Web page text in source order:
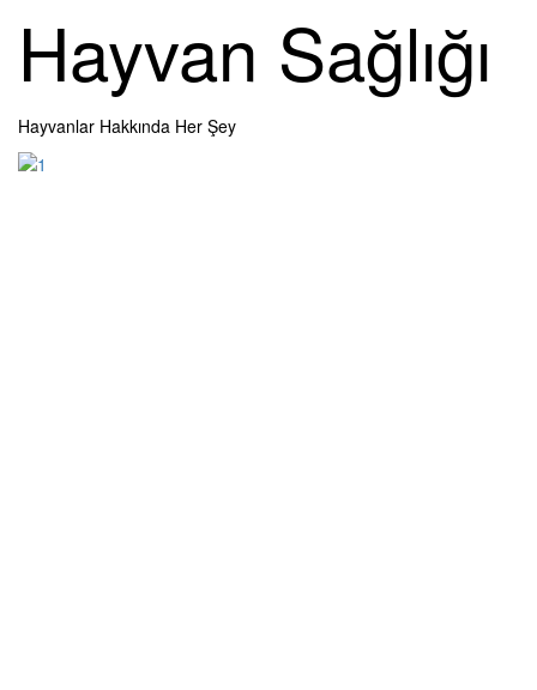
content
Hayvan Sağlığı
Hayvanlar Hakkında Her Şey